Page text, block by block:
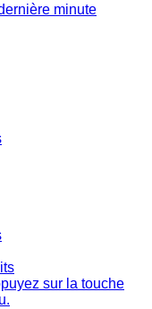
minute
sur la touche